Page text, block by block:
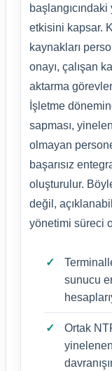
etkisini kapsar.
kaynakları
onayı, çalışan
aktarma
İşletme
sapması,
olmayan
başarısız
oluşturulur.
değil,
yönetimi süreci
sunucu
Ortak